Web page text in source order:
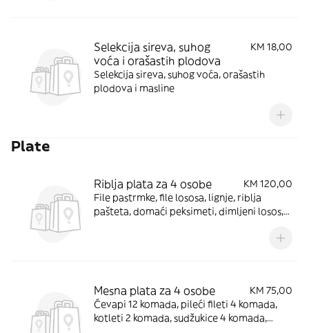
Selekcija sireva, suhog
voća i orašastih plodova
KM 18,00
Selekcija sireva, suhog voća, orašastih
plodova i masline
Plate
Riblja plata za 4 osobe
KM 120,00
File pastrmke, file lososa, lignje, riblja
pašteta, domaći peksimeti, dimljeni losos,
Mesna plata za 4 osobe
KM 75,00
Ćevapi 12 komada, pileći fileti 4 komada,
kotleti 2 komada, sudžukice 4 komada,